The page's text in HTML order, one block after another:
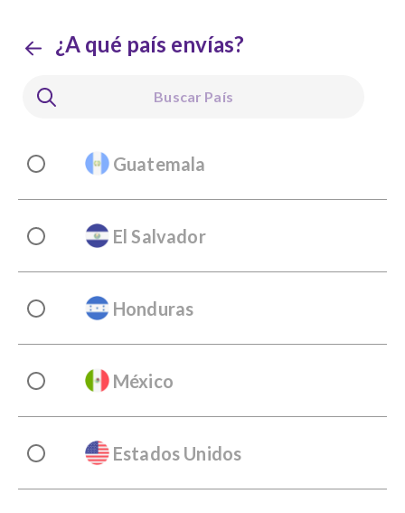
¿A qué país envías?
Guatemala
El Salvador
Honduras
México
Estados Unidos